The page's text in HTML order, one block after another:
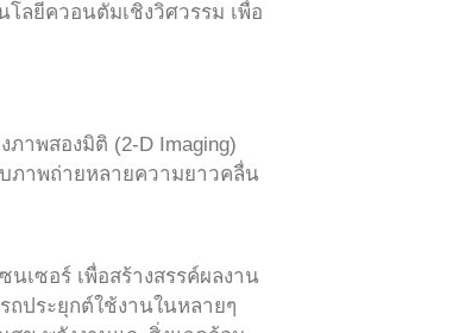
โลยีควอนตัมเชิงวิศวรรม เพื่อ
าพสองมิติ (2-D Imaging)
ภาพถ่ายหลายความยาวคลื่น
เซอร์ เพื่อสร้างสรรค์ผลงาน
ถประยุกต์ใช้งานในหลายๆ